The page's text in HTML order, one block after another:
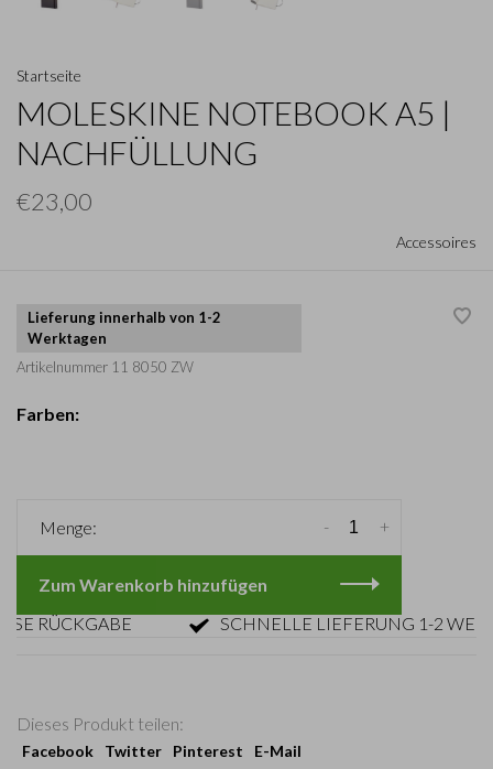
Startseite
MOLESKINE NOTEBOOK A5 |
NACHFÜLLUNG
€23,00
Accessoires
Lieferung innerhalb von 1-2
Werktagen
Artikelnummer 11 8050 ZW
Farben:
Menge: +
-
Zum Warenkorb hinzufügen
SCHNELLE LIEFERUNG 1-2
Dieses Produkt teilen:
Facebook Twitter Pinterest E-Mail